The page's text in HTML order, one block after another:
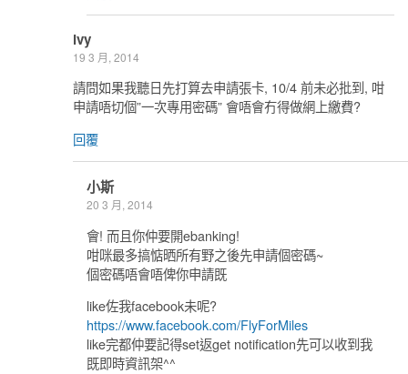
ivy
19 3 月, 2014
請問如果我聽日先打算去申請張卡, 10/4 前未必批到, 咁
申請唔切個”一次專用密碼” 會唔會冇得做網上繳費?
回覆
小斯
20 3 月, 2014
會! 而且你仲要開ebanking!
咁咪最多搞惦晒所有野之後先申請個密碼~
個密碼唔會唔俾你申請既
like佐我facebook未呢?
https://www.facebook.com/FlyForMiles
like完都仲要記得set返get notification先可以收到我
既即時資訊架^^